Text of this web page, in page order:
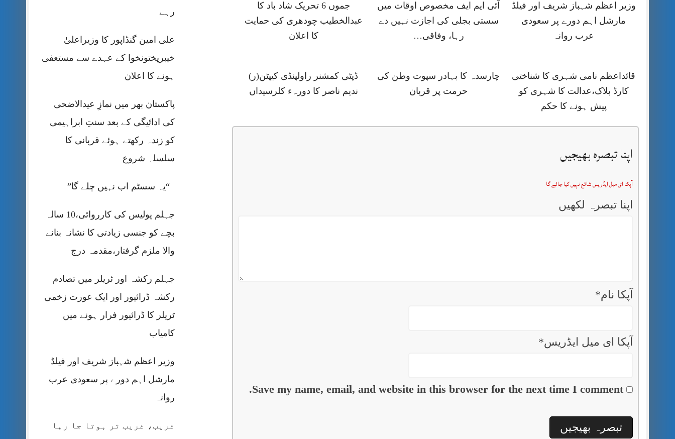
رہے
علی امین گنڈاپور کا وزیراعلیٰ
خیبرپختونخوا کے عہدے سے مستعفی
ہونے کا اعلان
پاکستان بھر میں نمازِ عیدالاضحی
کی ادائیگی کے بعد سنتِ ابراہیمی
کو زندہ رکھتے ہوئے قربانی کا
سلسلہ شروع
“یہ سسٹم اب نہیں چلے گا”
جہلم پولیس کی کارروائی،10 سالہ
بچے کو جنسی زیادتی کا نشانہ بنانے
والا ملزم گرفتار،مقدمہ درج
جہلم رکشہ اور ٹریلر میں تصادم
رکشہ ڈرائیور اور ایک عورت زخمی
ٹریلر کا ڈرائیور فرار ہونے میں
کامیاب
وزیر اعظم شہباز شریف اور فیلڈ
مارشل اہم دورے پر سعودی عرب
روانہ
غریب، غریب تر ہوتا جا رہا
وزیر اعظم شہباز شریف اور فیلڈ
مارشل اہم دورے پر سعودی
عرب روانہ
آئی ایم ایف مخصوص اوقات میں
سستی بجلی کی اجازت نہیں دے
رہا، وفاقی…
جموں 6 تحریک شاد باد کا
عبدالخطیب چودھری کی حمایت
کا اعلان
قائداعظم نامی شہری کا شناختی
کارڈ بلاک،عدالت کا شہری کو
پیش ہونے کا حکم
چارسدہ کا بہادر سپوت وطن کی
حرمت پر قربان
ڈپٹی کمشنر راولپنڈی کیپٹن(ر)
ندیم ناصر کا دورہء کلرسیداں
اپنا تبصرہ بھیجیں
آپکا ای میل ایڈریس شائع نہیں کیا جائے گا
اپنا تبصرہ لکھیں
آپکا نام*
آپکا ای میل ایڈریس*
Save my name, email, and website in this browser for the next time I comment.